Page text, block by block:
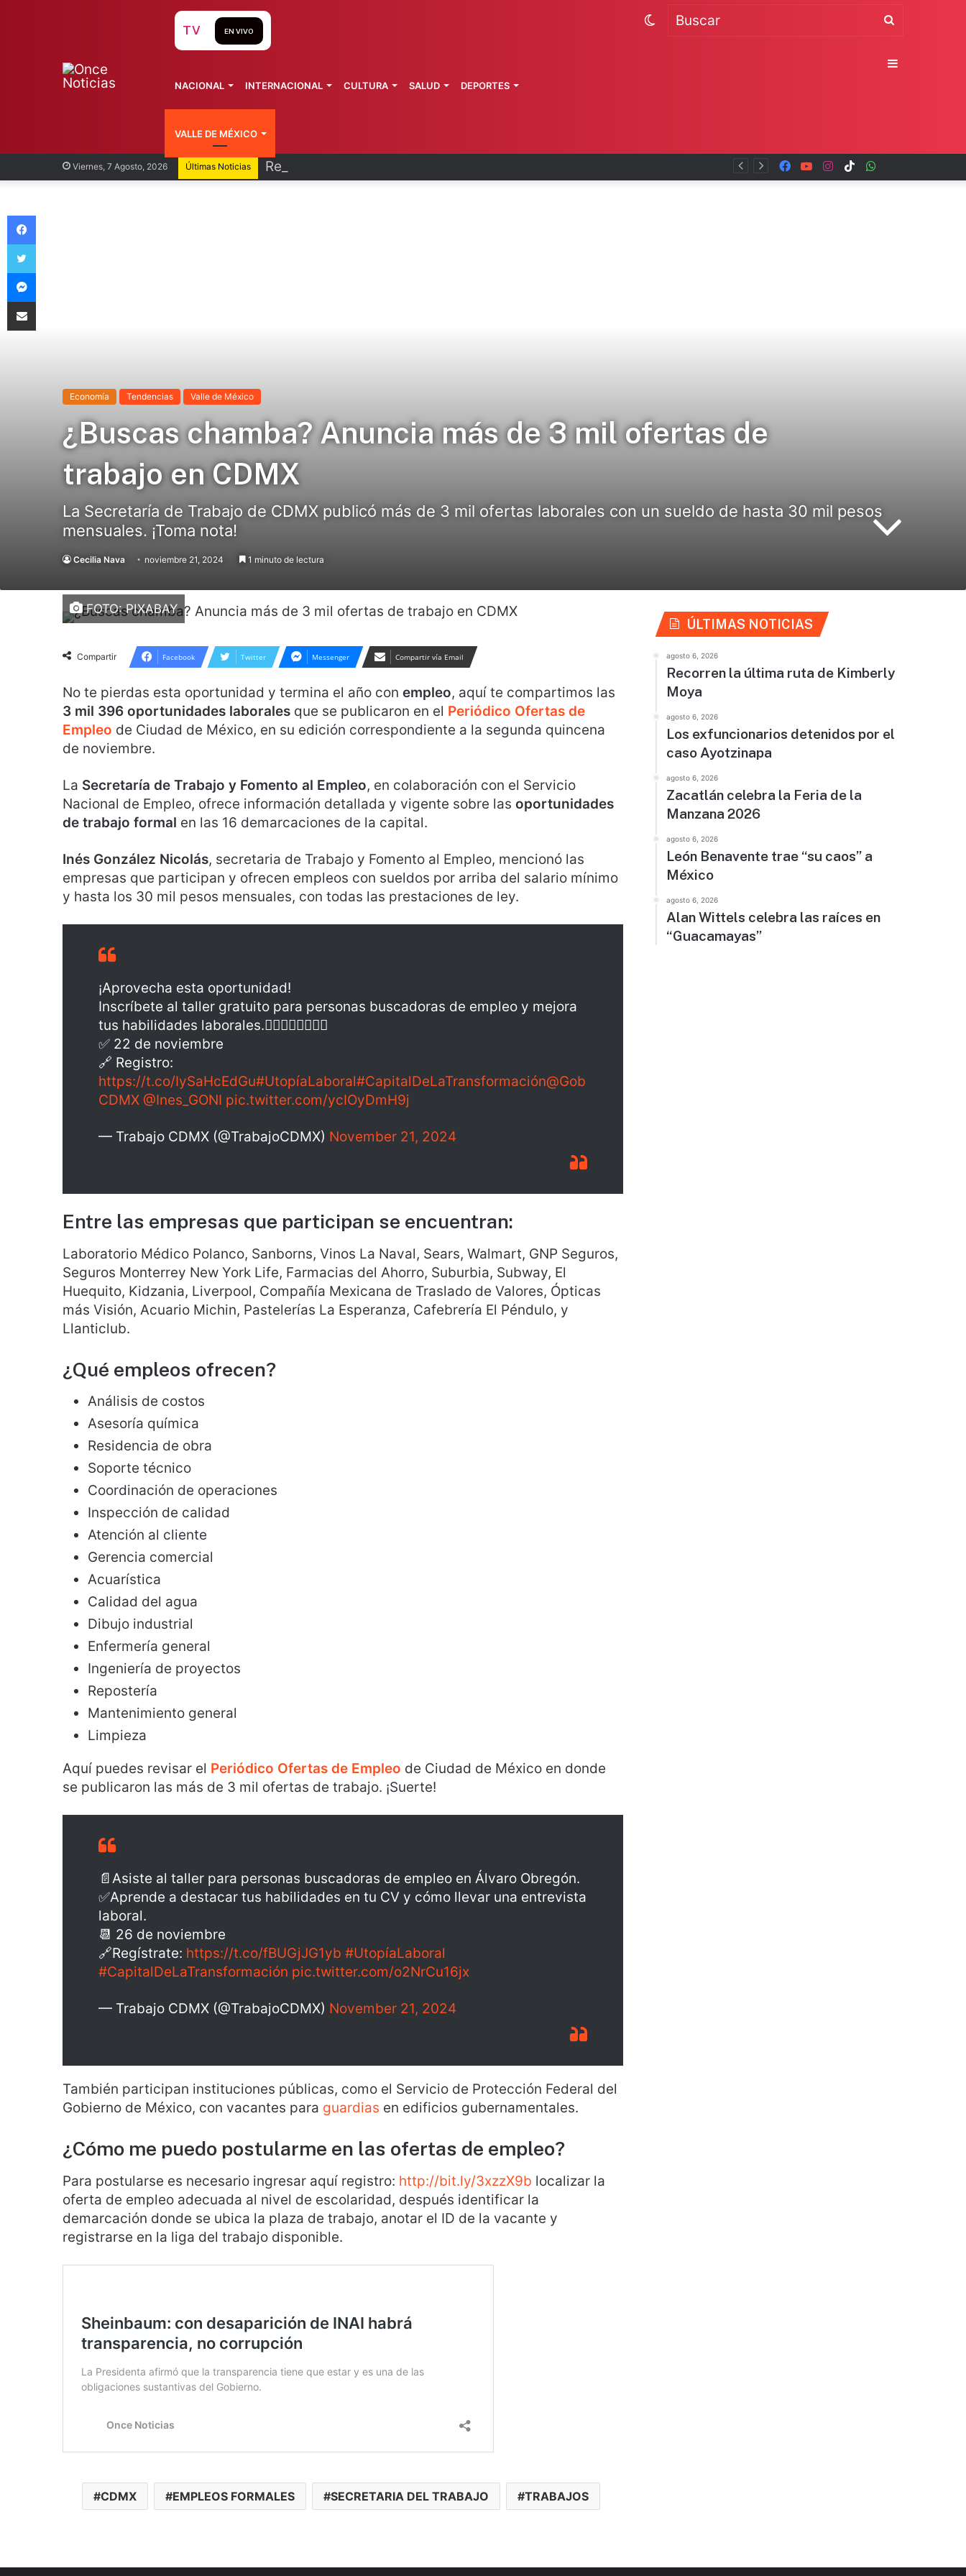
Viernes, 7 Agosto, 2026 Últimas Noticias Recorren la última ruta de Kimberly Moya TikTok
Instagram
YouTube
Facebook
TV EN VIVO
NACIONAL INTERNACIONAL CULTURA SALUD DEPORTES
VALLE DE MÉXICO
Buscar
Switch
Sidebar
Economía Tendencias Valle de México
¿Buscas chamba? Anuncia más de 3 mil ofertas de
trabajo en CDMX
La Secretaría de Trabajo de CDMX publicó más de 3 mil ofertas laborales con un sueldo de hasta 30 mil pesos
mensuales. ¡Toma nota!
Cecilia Nava noviembre 21, 2024 1 minuto de lectura
FOTO: PIXABAY
Compartir Facebook Twitter Messenger Compartir vía Email
No te pierdas esta oportunidad y termina el año con empleo, aquí te compartimos las
3 mil 396 oportunidades laborales que se publicaron en el Periódico Ofertas de
Empleo de Ciudad de México, en su edición correspondiente a la segunda quincena
de noviembre.
La Secretaría de Trabajo y Fomento al Empleo, en colaboración con el Servicio
Nacional de Empleo, ofrece información detallada y vigente sobre las oportunidades
de trabajo formal en las 16 demarcaciones de la capital.
Inés González Nicolás, secretaria de Trabajo y Fomento al Empleo, mencionó las
empresas que participan y ofrecen empleos con sueldos por arriba del salario mínimo
y hasta los 30 mil pesos mensuales, con todas las prestaciones de ley.
¡Aprovecha esta oportunidad!
Inscríbete al taller gratuito para personas buscadoras de empleo y mejora
tus habilidades laborales.✍🏽👩🏽‍💻👨🏽‍💼
✅ 22 de noviembre
🔗 Registro:
https://t.co/IySaHcEdGu#UtopíaLaboral#CapitalDeLaTransformación@Gob
CDMX @Ines_GONI pic.twitter.com/ycIOyDmH9j
— Trabajo CDMX (@TrabajoCDMX) November 21, 2024
Entre las empresas que participan se encuentran:
Laboratorio Médico Polanco, Sanborns, Vinos La Naval, Sears, Walmart, GNP Seguros,
Seguros Monterrey New York Life, Farmacias del Ahorro, Suburbia, Subway, El
Huequito, Kidzania, Liverpool, Compañía Mexicana de Traslado de Valores, Ópticas
más Visión, Acuario Michin, Pastelerías La Esperanza, Cafebrería El Péndulo, y
Llanticlub.
¿Qué empleos ofrecen?
Análisis de costos
Asesoría química
Residencia de obra
Soporte técnico
Coordinación de operaciones
Inspección de calidad
Atención al cliente
Gerencia comercial
Acuarística
Calidad del agua
Dibujo industrial
Enfermería general
Ingeniería de proyectos
Repostería
Mantenimiento general
Limpieza
Aquí puedes revisar el Periódico Ofertas de Empleo de Ciudad de México en donde
se publicaron las más de 3 mil ofertas de trabajo. ¡Suerte!
📄Asiste al taller para personas buscadoras de empleo en Álvaro Obregón.
✅Aprende a destacar tus habilidades en tu CV y cómo llevar una entrevista
laboral.
📆 26 de noviembre
🔗Regístrate: https://t.co/fBUGjJG1yb #UtopíaLaboral
#CapitalDeLaTransformación pic.twitter.com/o2NrCu16jx
— Trabajo CDMX (@TrabajoCDMX) November 21, 2024
También participan instituciones públicas, como el Servicio de Protección Federal del
Gobierno de México, con vacantes para guardias en edificios gubernamentales.
¿Cómo me puedo postularme en las ofertas de empleo?
Para postularse es necesario ingresar aquí registro: http://bit.ly/3xzzX9b localizar la
oferta de empleo adecuada al nivel de escolaridad, después identificar la
demarcación donde se ubica la plaza de trabajo, anotar el ID de la vacante y
registrarse en la liga del trabajo disponible.
CDMX EMPLEOS FORMALES SECRETARIA DEL TRABAJO TRABAJOS
ÚLTIMAS NOTICIAS
agosto 6, 2026
Recorren la última ruta de Kimberly
Moya
agosto 6, 2026
Los exfuncionarios detenidos por el
caso Ayotzinapa
agosto 6, 2026
Zacatlán celebra la Feria de la
Manzana 2026
agosto 6, 2026
León Benavente trae “su caos” a
México
agosto 6, 2026
Alan Wittels celebra las raíces en
“Guacamayas”
Facebook
Twitter
Messenger
Compartir vía Email